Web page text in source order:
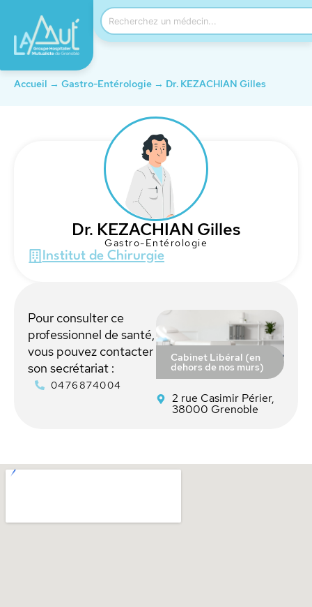
Accueil → Gastro-Entérologie → Dr. KEZACHIAN Gilles
Dr. KEZACHIAN Gilles
Gastro-Entérologie
Institut de Chirurgie
Pour consulter ce
professionnel de santé,
vous pouvez contacter
son secrétariat :
0476874004
Cabinet Libéral (en
dehors de nos murs)
2 rue Casimir Périer,
38000 Grenoble